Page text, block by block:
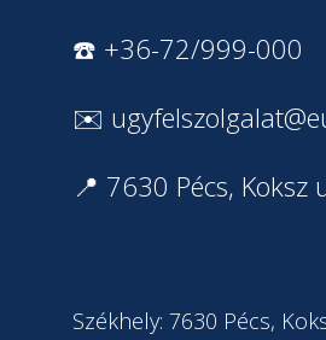
☎️ +36-72/999-000
✉️
📍 7630 Pécs, Koksz
Székhely: 7630 Pécs,